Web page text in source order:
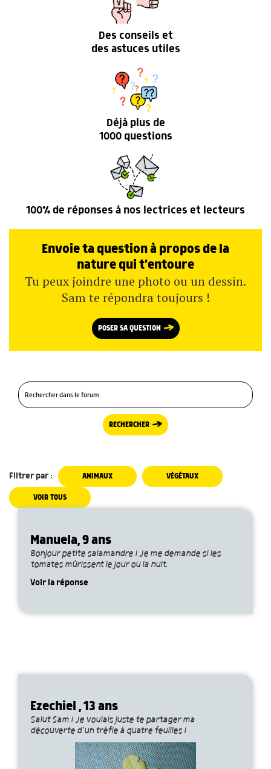
Des conseils et
des astuces utiles
Déjà plus de
1000 questions
100% de réponses à nos lectrices et lecteurs
Envoie ta question à propos de la
nature qui t'entoure
Tu peux joindre une photo ou un dessin.
Sam te répondra toujours !
POSER SA QUESTION
RECHERCHER
Filtrer par : ANIMAUX VÉGÉTAUX
VOIR TOUS
Manuela, 9 ans
Bonjour petite salamandre ! Je me demande si les
tomates mûrissent le jour ou la nuit.
Voir la réponse
Ezechiel , 13 ans
Salut Sam ! Je voulais juste te partager ma
découverte d’un trèfle à quatre feuilles !